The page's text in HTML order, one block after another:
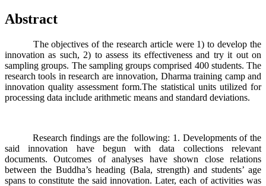
Abstract
The objectives of the research article were 1) to develop the
innovation as such, 2) to assess its effectiveness and try it out on
sampling groups. The sampling groups comprised 400 students. The
research tools in research are innovation, Dharma training camp and
innovation quality assessment form.The statistical units utilized for
processing data include arithmetic means and standard deviations.
Research findings are the following: 1. Developments of the
said innovation have begun with data collections relevant
documents. Outcomes of analyses have shown close relations
between the Buddha’s heading (Bala, strength) and students’ age
spans to constitute the said innovation. Later, each of activities was